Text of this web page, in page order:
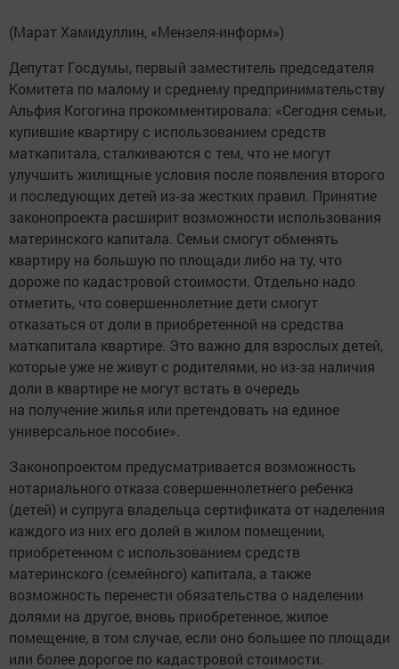
(Марат Хамидуллин, «Мензеля-информ»)
Депутат Госдумы, первый заместитель председателя
Комитета по малому и среднему предпринимательству
Альфия Когогина прокомментировала: «Сегодня семьи,
купившие квартиру с использованием средств
маткапитала, сталкиваются с тем, что не могут
улучшить жилищные условия после появления второго
и последующих детей из‑за жестких правил. Принятие
законопроекта расширит возможности использования
материнского капитала. Семьи смогут обменять
квартиру на большую по площади либо на ту, что
дороже по кадастровой стоимости. Отдельно надо
отметить, что совершеннолетние дети смогут
отказаться от доли в приобретенной на средства
маткапитала квартире. Это важно для взрослых детей,
которые уже не живут с родителями, но из‑за наличия
доли в квартире не могут встать в очередь
на получение жилья или претендовать на единое
универсальное пособие».
Законопроектом предусматривается возможность
нотариального отказа совершеннолетнего ребенка
(детей) и супруга владельца сертификата от наделения
каждого из них его долей в жилом помещении,
приобретенном с использованием средств
материнского (семейного) капитала, а также
возможность перенести обязательства о наделении
долями на другое, вновь приобретенное, жилое
помещение, в том случае, если оно большее по площади
или более дорогое по кадастровой стоимости.